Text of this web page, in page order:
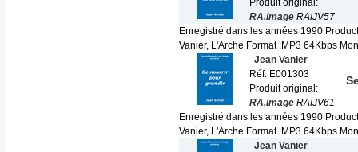
Produit original:
RA.image RAIJV57
Enregistré dans les années 1990
Vanier, L'Arche Format :MP3 64Kbps
Jean Vanier
Réf: E001303
Produit original:
RA.image RAIJV61
Enregistré dans les années 1990
Vanier, L'Arche Format :MP3 64Kbps
Jean Vanier